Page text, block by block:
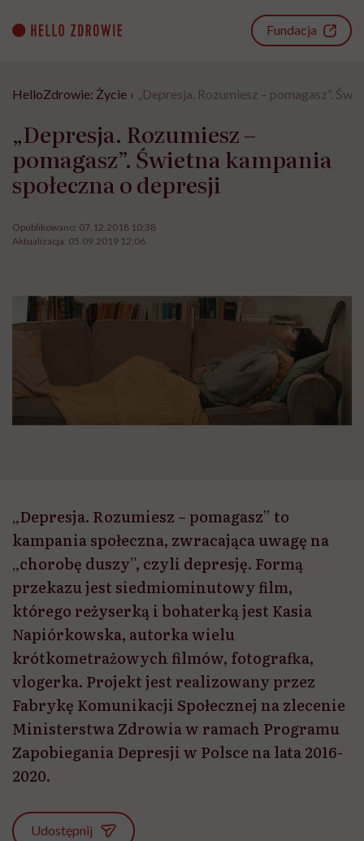
content
Fundacja
HelloZdrowie: Życie › „Depresja. Rozumiesz – pomagasz”.
„Depresja. Rozumiesz –
pomagasz”. Świetna kampania
społeczna o depresji
Opublikowano: 07.12.2018 10:38
Aktualizacja: 05.09.2019 12:06
„Depresja. Rozumiesz – pomagasz” to
kampania społeczna, zwracająca uwagę na
„chorobę duszy”, czyli depresję. Formą
przekazu jest siedmiominutowy film,
którego reżyserką i bohaterką jest Kasia
Napiórkowska, autorka wielu
krótkometrażowych filmów, fotografka,
vlogerka. Projekt jest realizowany przez
Fabrykę Komunikacji Społecznej na zlecenie
Ministerstwa Zdrowia w ramach Programu
Zapobiegania Depresji w Polsce na lata 2016-
2020.
Udostępnij